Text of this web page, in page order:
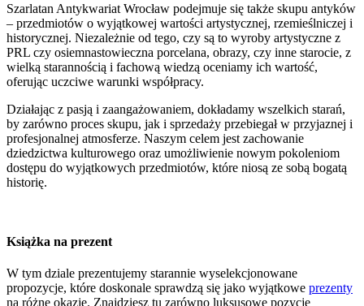
Szarlatan Antykwariat Wrocław podejmuje się także skupu antyków
– przedmiotów o wyjątkowej wartości artystycznej, rzemieślniczej i
historycznej. Niezależnie od tego, czy są to wyroby artystyczne z
PRL czy osiemnastowieczna porcelana, obrazy, czy inne starocie, z
wielką starannością i fachową wiedzą oceniamy ich wartość,
oferując uczciwe warunki współpracy.
Działając z pasją i zaangażowaniem, dokładamy wszelkich starań,
by zarówno proces skupu, jak i sprzedaży przebiegał w przyjaznej i
profesjonalnej atmosferze. Naszym celem jest zachowanie
dziedzictwa kulturowego oraz umożliwienie nowym pokoleniom
dostępu do wyjątkowych przedmiotów, które niosą ze sobą bogatą
historię.
Książka na prezent
W tym dziale prezentujemy starannie wyselekcjonowane
propozycje, które doskonale sprawdzą się jako wyjątkowe prezenty
na różne okazje. Znajdziesz tu zarówno luksusowe pozycje